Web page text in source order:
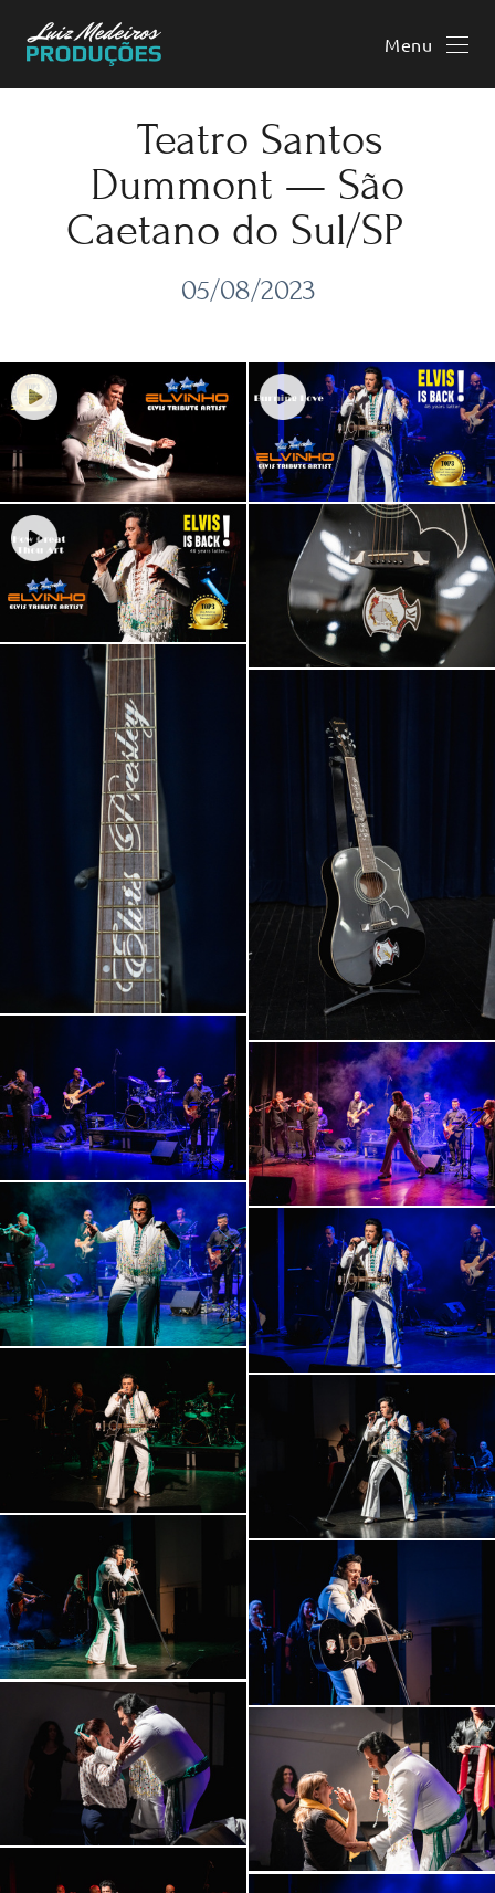
Menu
Teatro Santos
Dummont — São
Caetano do Sul/SP
05/08/2023